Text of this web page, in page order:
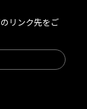
リンク先をご